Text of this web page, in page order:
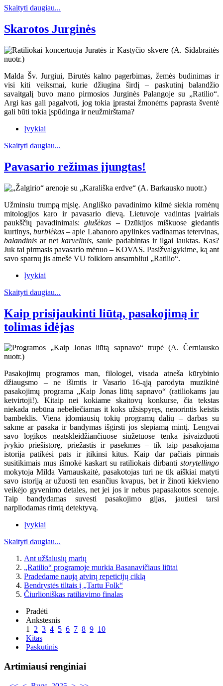
Skaityti daugiau...
Skarotos Jurginės
Malda Šv. Jurgiui, Birutės kalno pagerbimas, žemės budinimas ir
visi kiti veiksmai, kurie džiugina širdį – paskutinį balandžio
savaitgalį buvo mano pirmosios Jurginės Palangoje su „Ratilio“.
Argi kas gali pagalvoti, jog tokia įprastai žmonėms paprasta šventė
gali būti tokia įspūdinga ir neužmirštama?
Įvykiai
Skaityti daugiau...
Pavasario režimas įjungtas!
Užminsiu trumpą mįslę. Angliško pavadinimo kilmė siekia romėnų
mitologijos karo ir pavasario dievą. Lietuvoje vadintas įvairiais
paukščių pavadinimais:glušėkas – Dzūkijos miškuose giedantis
kurtinys,burblėkas– apie Labanoro apylinkes vadinamas tetervinas,
balandinisar netkarvelinis, saule padabintas ir ilgai lauktas. Kas?
Juk tai pirmasis pavasario mėnuo – KOVAS. Pasižvalgykime, ką ant
savo sparnų jis atnešė VU folkloro ansambliui „Ratilio“.
Įvykiai
Skaityti daugiau...
Kaip prisijaukinti liūtą, pasakojimą ir
tolimas idėjas
Pasakojimų programos man, filologei, visada atneša kūrybinio
džiaugsmo – ne išimtis ir Vasario 16-ąją parodyta muzikinė
pasakojimų programa „Kaip Jonas liūtą sapnavo“ (ratiliokams jau
ketvirtoji!). Kitaip nei kokiame skaitovų konkurse, čia tekstas
niekada nebūna nebeliečiamas it koks užsispyręs, nenorintis keistis
bambeklis. Viena įdomiausių tokių programų dalių – darbas su
sakme ar pasaka ir bandymas išgirsti jos slepiamą mintį. Lengvai
savo logikos neatskleidžiančiuose siužetuose tenka įsivaizduoti
įvykio priešistorę, priežastis ir pasekmes – tik taip pasakojama
istorija patikėsi pats ir įtikinsi kitus. Kaip dar pačiais pirmais
susitikimais mus išmokė kaskart su ratiliokais dirbanti storytellingo
mokytoja Milda Varnauskaitė, pasakotojas turi ne tik aiškiai matyti
savo istoriją ar užuosti ten esančius kvapus, bet ir žinoti kiekvieno
veikėjo gyvenimo detales, net jei jos ir nebus papasakotos scenoje.
Taip bandydamas suvesti pasakojimo gijas, jautiesi tarsi
narpliodamas rimtą detektyvą.
Įvykiai
Skaityti daugiau...
Ant užšalusių marių
„Ratilio“ programoje murkia Basanavičiaus liūtai
Pradedame naują atvirų repeticijų ciklą
Bendrystės tiltais į „Tartu Folk“
Čiurlioniškas ratiliavimo finalas
Pradėti
Ankstesnis
1 2 3 4 5 6 7 8 9 10
Kitas
Paskutinis
Artimiausi renginiai